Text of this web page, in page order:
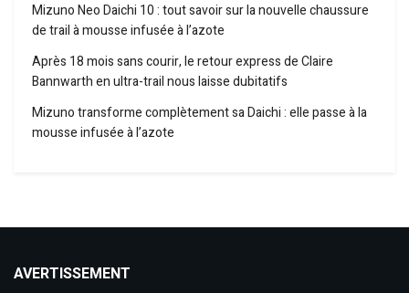
Mizuno Neo Daichi 10 : tout savoir sur la nouvelle chaussure
de trail à mousse infusée à l’azote
Après 18 mois sans courir, le retour express de Claire
Bannwarth en ultra-trail nous laisse dubitatifs
Mizuno transforme complètement sa Daichi : elle passe à la
mousse infusée à l’azote
AVERTISSEMENT